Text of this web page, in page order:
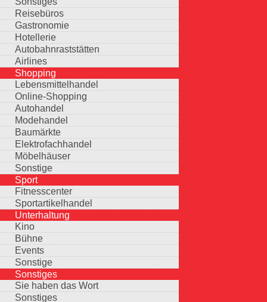
Reisebüros
Gastronomie
Hotellerie
Autobahnraststätten
Airlines
Shopping
Lebensmittelhandel
Online-Shopping
Autohandel
Modehandel
Baumärkte
Elektrofachhandel
Möbelhäuser
Sonstige
Sport
Fitnesscenter
Sportartikelhandel
Unterhaltung
Kino
Bühne
Events
Sonstige
Sonstiges
Sie haben das Wort
Sonstiges